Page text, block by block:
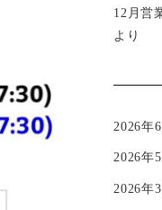
12月営
より
2026年
2026年5
2026年